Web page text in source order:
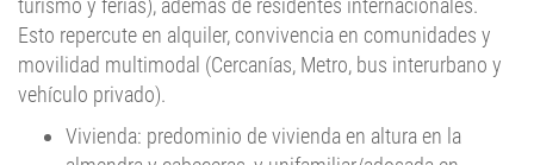
turismo y ferias), además de residentes internacionales.
Esto repercute en alquiler, convivencia en comunidades y
movilidad multimodal (Cercanías, Metro, bus interurbano y
vehículo privado).
Vivienda: predominio de vivienda en altura en la